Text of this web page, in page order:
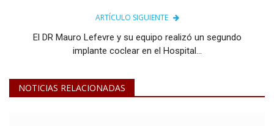
ARTÍCULO SIGUIENTE
El DR Mauro Lefevre y su equipo realizó un segundo
implante coclear en el Hospital...
NOTICIAS RELACIONADAS